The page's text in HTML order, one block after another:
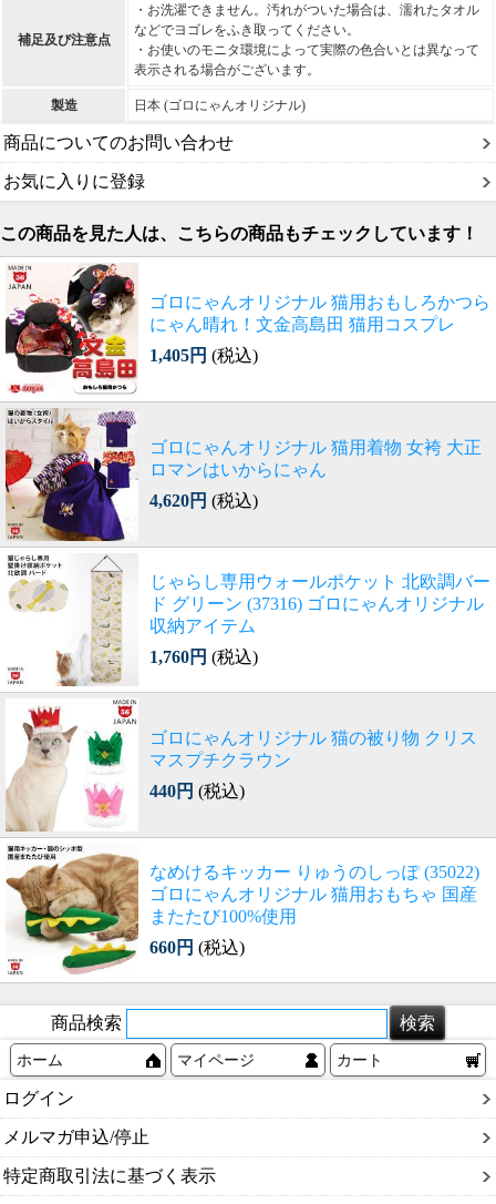
補足及び注意点
・お洗濯できません。汚れがついた場合は、濡れたタオル
などでヨゴレをふき取ってください。
・お使いのモニタ環境によって実際の色合いとは異なって
表示される場合がございます。
製造 日本 (ゴロにゃんオリジナル)
商品についてのお問い合わせ
お気に入りに登録
この商品を見た人は、こちらの商品もチェックしています！
ゴロにゃんオリジナル 猫用おもしろかつら
にゃん晴れ！文金高島田 猫用コスプレ
1,405円 (税込)
ゴロにゃんオリジナル 猫用着物 女袴 大正
ロマンはいからにゃん
4,620円 (税込)
じゃらし専用ウォールポケット 北欧調バー
ド グリーン (37316) ゴロにゃんオリジナル
収納アイテム
1,760円 (税込)
ゴロにゃんオリジナル 猫の被り物 クリス
マスプチクラウン
440円 (税込)
なめけるキッカー りゅうのしっぽ (35022)
ゴロにゃんオリジナル 猫用おもちゃ 国産
またたび100%使用
660円 (税込)
商品検索
ホーム マイページ カート
ログイン
メルマガ申込/停止
特定商取引法に基づく表示